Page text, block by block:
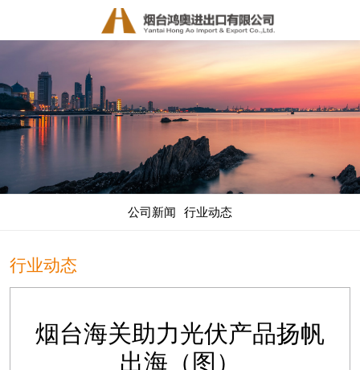
公司新闻 行业动态
行业动态
烟台海关助力光伏产品扬帆
出海（图）